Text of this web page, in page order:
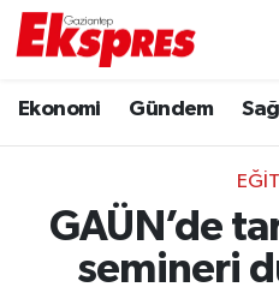
Ekonomi Gündem
GAÜN’de
semineri
Ekonomi
Gaziantep son dakika
Genel
Trafik Durumu
Puan Durumu ve
Tüm Manşetler